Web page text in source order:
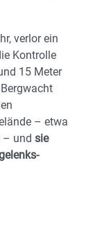
verlor ein
Kontrolle
15 Meter
– etwa
– und sie